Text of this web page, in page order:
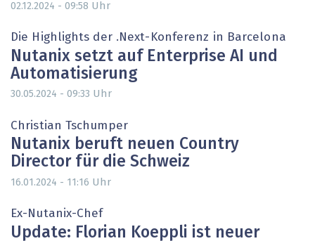
02.12.2024 - 09:58 Uhr
Die Highlights der .Next-Konferenz in Barcelona
Nutanix setzt auf Enterprise AI und
Automatisierung
30.05.2024 - 09:33 Uhr
Christian Tschumper
Nutanix beruft neuen Country
Director für die Schweiz
16.01.2024 - 11:16 Uhr
Ex-Nutanix-Chef
Update: Florian Koeppli ist neuer